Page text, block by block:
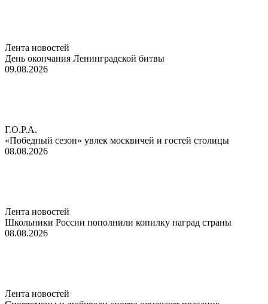
Лента новостей
День окончания Ленинградской битвы
09.08.2026
Г.О.Р.А.
«Победный сезон» увлек москвичей и гостей столицы
08.08.2026
Лента новостей
Школьники России пополнили копилку наград страны
08.08.2026
Лента новостей